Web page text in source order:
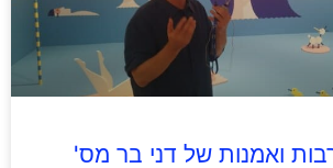
ואמנות של דני בר מס'